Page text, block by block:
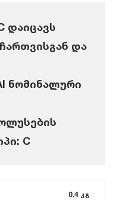
დაიცავს
და
ნომინალური
C
0.4 კგ